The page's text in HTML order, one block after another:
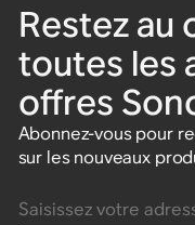
Restez au
toutes les
offres
Abonnez-vous pour
sur les nouveaux